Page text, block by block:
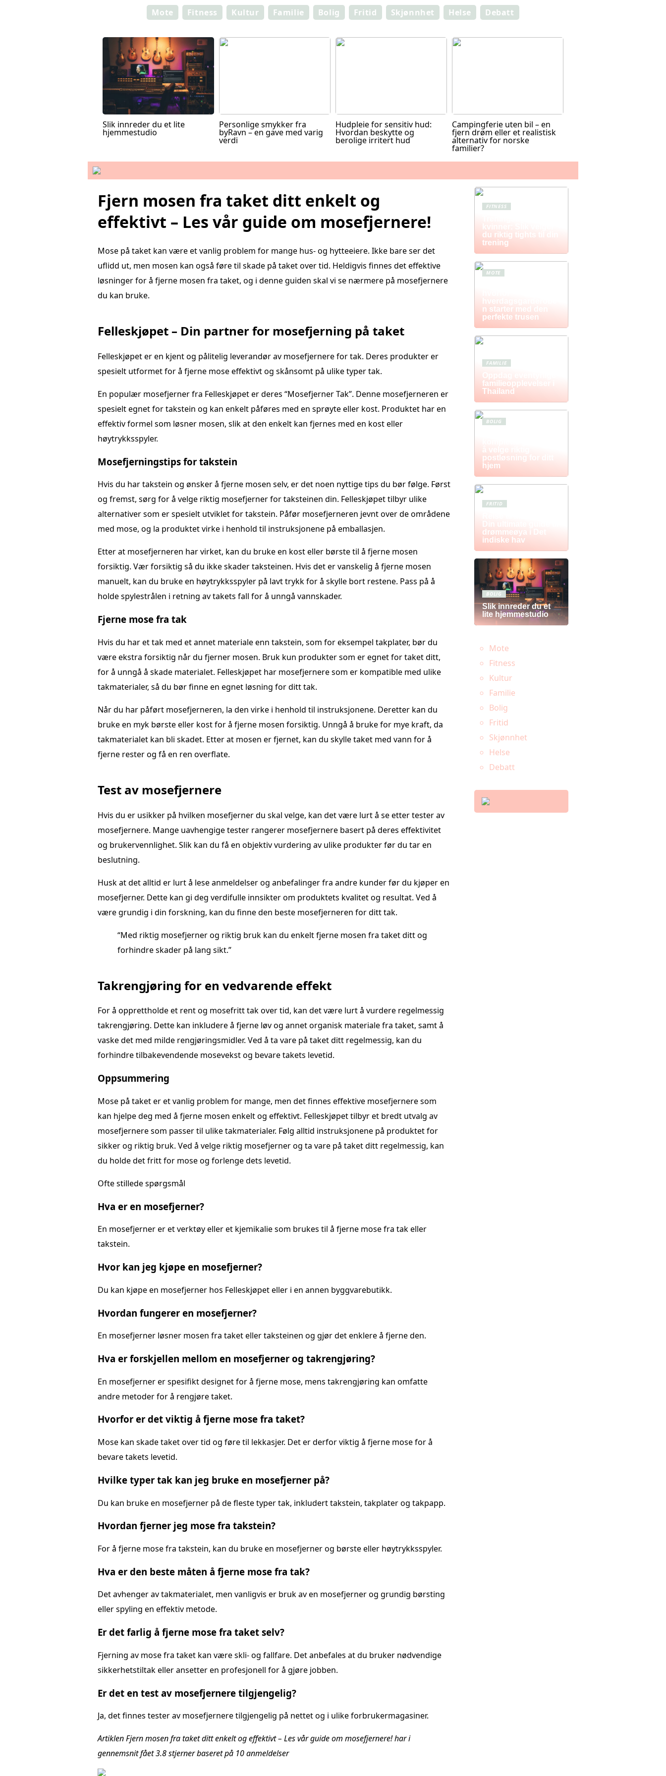
Mote Fitness Kultur Familie Bolig Fritid Skjønnhet Helse Debatt
Slik innreder du et lite
hjemmestudio
Personlige smykker fra
byRavn – en gave med varig
verdi
Hudpleie for sensitiv hud:
Hvordan beskytte og
berolige irritert hud
Campingferie uten bil – en
fjern drøm eller et realistisk
alternativ for norske
familier?
Fjern mosen fra taket ditt enkelt og
effektivt – Les vår guide om mosefjernere!
Mose på taket kan være et vanlig problem for mange hus- og hytteeiere. Ikke bare ser det
uflidd ut, men mosen kan også føre til skade på taket over tid. Heldigvis finnes det effektive
løsninger for å fjerne mosen fra taket, og i denne guiden skal vi se nærmere på mosefjernere
du kan bruke.
Felleskjøpet – Din partner for mosefjerning på taket
Felleskjøpet er en kjent og pålitelig leverandør av mosefjernere for tak. Deres produkter er
spesielt utformet for å fjerne mose effektivt og skånsomt på ulike typer tak.
En populær mosefjerner fra Felleskjøpet er deres “Mosefjerner Tak”. Denne mosefjerneren er
spesielt egnet for takstein og kan enkelt påføres med en sprøyte eller kost. Produktet har en
effektiv formel som løsner mosen, slik at den enkelt kan fjernes med en kost eller
høytrykksspyler.
Mosefjerningstips for takstein
Hvis du har takstein og ønsker å fjerne mosen selv, er det noen nyttige tips du bør følge. Først
og fremst, sørg for å velge riktig mosefjerner for taksteinen din. Felleskjøpet tilbyr ulike
alternativer som er spesielt utviklet for takstein. Påfør mosefjerneren jevnt over de områdene
med mose, og la produktet virke i henhold til instruksjonene på emballasjen.
Etter at mosefjerneren har virket, kan du bruke en kost eller børste til å fjerne mosen
forsiktig. Vær forsiktig så du ikke skader taksteinen. Hvis det er vanskelig å fjerne mosen
manuelt, kan du bruke en høytrykksspyler på lavt trykk for å skylle bort restene. Pass på å
holde spylestrålen i retning av takets fall for å unngå vannskader.
Fjerne mose fra tak
Hvis du har et tak med et annet materiale enn takstein, som for eksempel takplater, bør du
være ekstra forsiktig når du fjerner mosen. Bruk kun produkter som er egnet for taket ditt,
for å unngå å skade materialet. Felleskjøpet har mosefjernere som er kompatible med ulike
takmaterialer, så du bør finne en egnet løsning for ditt tak.
Når du har påført mosefjerneren, la den virke i henhold til instruksjonene. Deretter kan du
bruke en myk børste eller kost for å fjerne mosen forsiktig. Unngå å bruke for mye kraft, da
takmaterialet kan bli skadet. Etter at mosen er fjernet, kan du skylle taket med vann for å
fjerne rester og få en ren overflate.
Test av mosefjernere
Hvis du er usikker på hvilken mosefjerner du skal velge, kan det være lurt å se etter tester av
mosefjernere. Mange uavhengige tester rangerer mosefjernere basert på deres effektivitet
og brukervennlighet. Slik kan du få en objektiv vurdering av ulike produkter før du tar en
beslutning.
Husk at det alltid er lurt å lese anmeldelser og anbefalinger fra andre kunder før du kjøper en
mosefjerner. Dette kan gi deg verdifulle innsikter om produktets kvalitet og resultat. Ved å
være grundig i din forskning, kan du finne den beste mosefjerneren for ditt tak.
“Med riktig mosefjerner og riktig bruk kan du enkelt fjerne mosen fra taket ditt og
forhindre skader på lang sikt.”
Takrengjøring for en vedvarende effekt
For å opprettholde et rent og mosefritt tak over tid, kan det være lurt å vurdere regelmessig
takrengjøring. Dette kan inkludere å fjerne løv og annet organisk materiale fra taket, samt å
vaske det med milde rengjøringsmidler. Ved å ta vare på taket ditt regelmessig, kan du
forhindre tilbakevendende mosevekst og bevare takets levetid.
Oppsummering
Mose på taket er et vanlig problem for mange, men det finnes effektive mosefjernere som
kan hjelpe deg med å fjerne mosen enkelt og effektivt. Felleskjøpet tilbyr et bredt utvalg av
mosefjernere som passer til ulike takmaterialer. Følg alltid instruksjonene på produktet for
sikker og riktig bruk. Ved å velge riktig mosefjerner og ta vare på taket ditt regelmessig, kan
du holde det fritt for mose og forlenge dets levetid.
Ofte stillede spørgsmål
Hva er en mosefjerner?
En mosefjerner er et verktøy eller et kjemikalie som brukes til å fjerne mose fra tak eller
takstein.
Hvor kan jeg kjøpe en mosefjerner?
Du kan kjøpe en mosefjerner hos Felleskjøpet eller i en annen byggvarebutikk.
Hvordan fungerer en mosefjerner?
En mosefjerner løsner mosen fra taket eller taksteinen og gjør det enklere å fjerne den.
Hva er forskjellen mellom en mosefjerner og takrengjøring?
En mosefjerner er spesifikt designet for å fjerne mose, mens takrengjøring kan omfatte
andre metoder for å rengjøre taket.
Hvorfor er det viktig å fjerne mose fra taket?
Mose kan skade taket over tid og føre til lekkasjer. Det er derfor viktig å fjerne mose for å
bevare takets levetid.
Hvilke typer tak kan jeg bruke en mosefjerner på?
Du kan bruke en mosefjerner på de fleste typer tak, inkludert takstein, takplater og takpapp.
Hvordan fjerner jeg mose fra takstein?
For å fjerne mose fra takstein, kan du bruke en mosefjerner og børste eller høytrykksspyler.
Hva er den beste måten å fjerne mose fra tak?
Det avhenger av takmaterialet, men vanligvis er bruk av en mosefjerner og grundig børsting
eller spyling en effektiv metode.
Er det farlig å fjerne mose fra taket selv?
Fjerning av mose fra taket kan være skli- og fallfare. Det anbefales at du bruker nødvendige
sikkerhetstiltak eller ansetter en profesjonell for å gjøre jobben.
Er det en test av mosefjernere tilgjengelig?
Ja, det finnes tester av mosefjernere tilgjengelig på nettet og i ulike forbrukermagasiner.
Artiklen Fjern mosen fra taket ditt enkelt og effektivt – Les vår guide om mosefjernere! har i
gennemsnit fået3.8stjerner baseret på 10anmeldelser
FITNESS
kvinner: Slik velger
du riktig tights til din
trening
MOTE
hverdagsgarderobe
n starter med den
perfekte trusen
FAMILIE
Oppdag eventyrlige
familieopplevelser i
Thailand
BOLIG
å velge riktig
postløsning for ditt
hjem
FRITID
Din ultimate guide til
drømmeøya i Det
indiske hav
BOLIG
Slik innreder du et
lite hjemmestudio
Mote
Fitness
Kultur
Familie
Bolig
Fritid
Skjønnhet
Helse
Debatt